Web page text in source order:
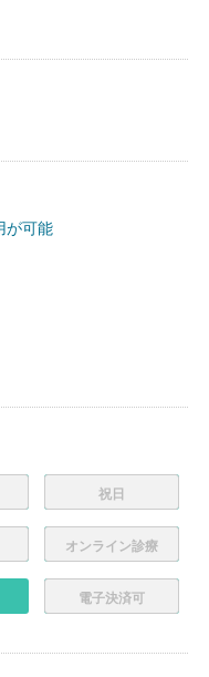
が可能
祝日
オンライン診療
電子決済可